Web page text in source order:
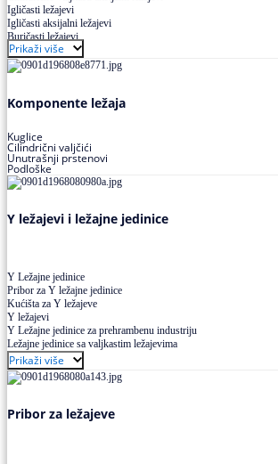
Igličasti ležajevi
Igličasti aksijalni ležajevi
Buričasti ležajevi
Buričasti zaptiveni ležajevi
Buričasti aksijalni ležajevi
Prikaži više
Komponente ležaja
Kuglice
Cilindrični valjčići
Unutrašnji prstenovi
Podloške
Y ležajevi i ležajne jedinice
Y Ležajne jedinice
Pribor za Y ležajne jedinice
Kućišta za Y ležajeve
Y ležajevi
Y Ležajne jedinice za prehrambenu industriju
Ležajne jedinice sa valjkastim ležajevima
Prikaži više
Pribor za ležajeve